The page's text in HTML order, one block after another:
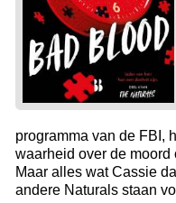
programma van de FBI,
waarheid over de moord
Maar alles wat Cassie
andere Naturals staan